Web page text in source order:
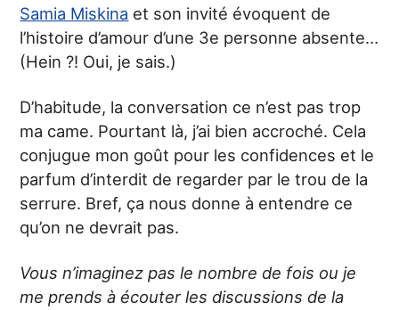
Samia Miskina et son invité évoquent de
l’histoire d’amour d’une 3e personne absente…
(Hein ?! Oui, je sais.)
D’habitude, la conversation ce n’est pas trop
ma came. Pourtant là, j’ai bien accroché. Cela
conjugue mon goût pour les confidences et le
parfum d’interdit de regarder par le trou de la
serrure. Bref, ça nous donne à entendre ce
qu’on ne devrait pas.
Vous n’imaginez pas le nombre de fois ou je
me prends à écouter les discussions de la